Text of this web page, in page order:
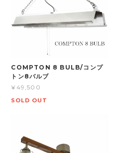
COMPTON 8 BULB/コンプ
トン8バルブ
¥49,500
SOLD OUT